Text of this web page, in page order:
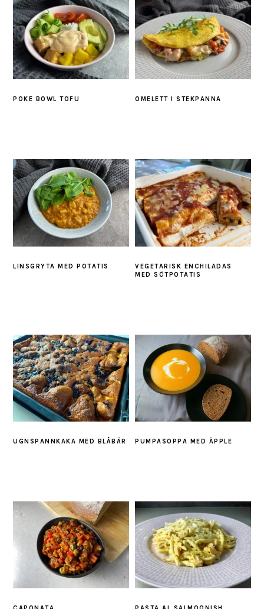
POKE BOWL TOFU OMELETT I STEKPANNA
LINSGRYTA MED POTATIS
VEGETARISK ENCHILADAS
MED SÖTPOTATIS
UGNSPANNKAKA MED BLÅBÄR PUMPASOPPA MED ÄPPLE